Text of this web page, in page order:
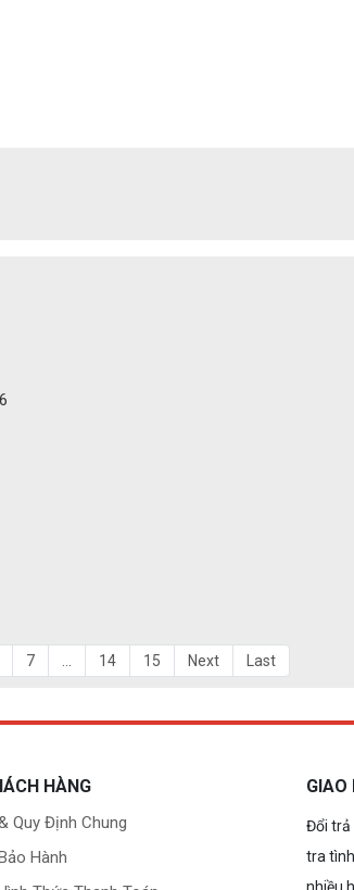
7 ... 14 15 Next Last
HÀNG
Quy Định Chung
Hành
GIAO
Đổi trả
tra